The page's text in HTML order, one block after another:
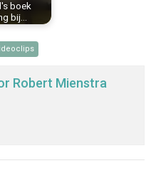
boek
bij…
Robert Mienstra